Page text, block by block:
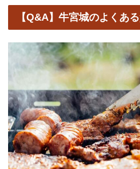
【Q&A】牛宮城のよくあ